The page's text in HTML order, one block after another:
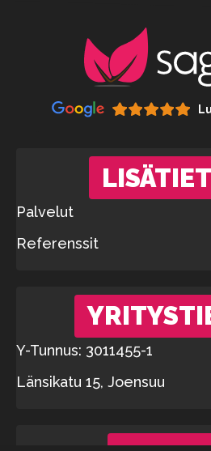
Palvelut
Referenssit
Y-Tunnus: 3011455-1
Länsikatu 15, Joensuu